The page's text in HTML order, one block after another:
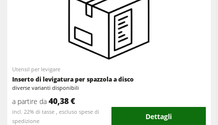
Utensil per levigare
Inserto di levigatura per spazzola a disco
diverse varianti disponibili
a partire da 40,38 €
incl. 22% di tasse , escluso spese di
spedizione
Dettagli